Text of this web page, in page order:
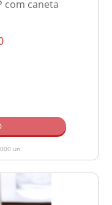
com caneta
un.